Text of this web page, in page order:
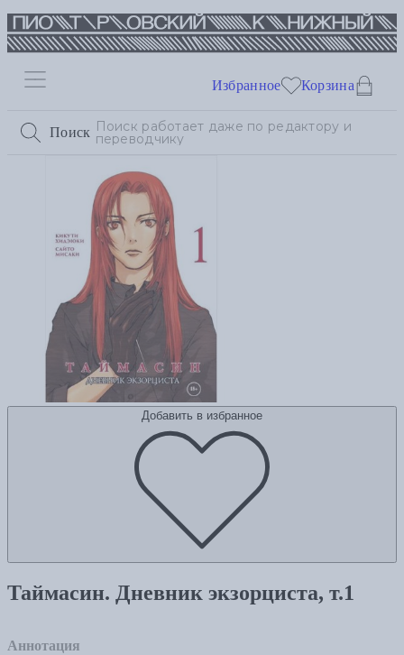
Поиск
Избранное Корзина
Добавить в избранное
Таймасин. Дневник экзорциста, т.1
Аннотация